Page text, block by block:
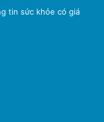
tin sức khỏe có giá